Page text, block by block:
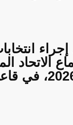
انتخابات
الاقتراع يوم